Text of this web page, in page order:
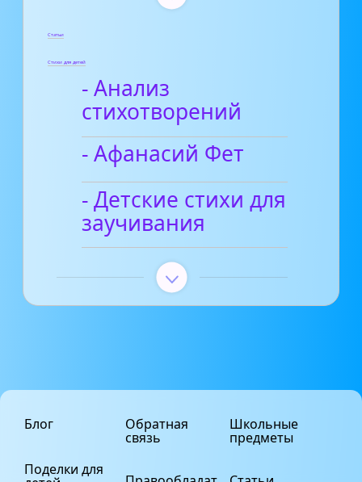
Статьи
Стихи для детей
- Анализ
стихотворений
- Афанасий Фет
- Детские стихи для
заучивания
Блог
Поделки для
Обратная
связь
Школьные
предметы